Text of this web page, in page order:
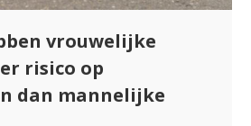
vrouwelijke
risico op
dan mannelijke